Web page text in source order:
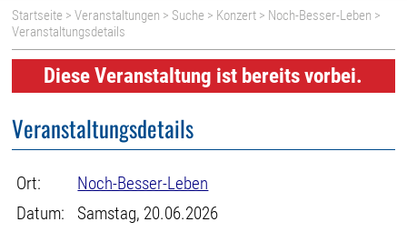
Startseite >Veranstaltungen > Suche > Konzert > Noch-Besser-Leben >
Veranstaltungsdetails
Diese Veranstaltung ist bereits vorbei.
Veranstaltungsdetails
Ort:
Noch-Besser-Leben
Datum:
Samstag, 20.06.2026